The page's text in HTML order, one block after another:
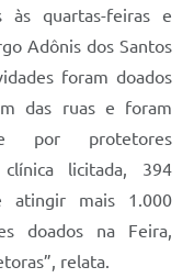
às quartas-feiras e
Adônis dos Santos
foram doados
das ruas e foram
por protetores
clínica licitada, 394
atingir mais 1.000
doados na Feira,
relata.